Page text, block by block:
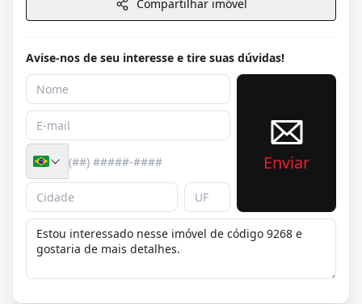
Compartilhar imóvel
Avise-nos de seu interesse e tire suas dúvidas!
Enviar